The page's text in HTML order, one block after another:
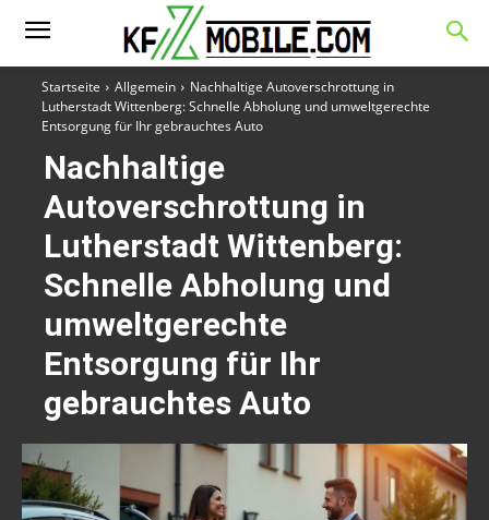
Startseite Allgemein
Nachhaltige Autoverschrottung in
Lutherstadt Wittenberg: Schnelle Abholung und umweltgerechte
Entsorgung für Ihr gebrauchtes Auto
Nachhaltige
Autoverschrottung in
Lutherstadt Wittenberg:
Schnelle Abholung und
umweltgerechte
Entsorgung für Ihr
gebrauchtes Auto